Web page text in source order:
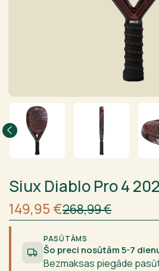
Siux Diablo Pro 4
268,99€
Sākotnējā
cena
bija:268,99 €.
149,95 €
Current
price
is:149,95 €.PASŪTĀMS
Šo preci nosūtām 5-7
Bezmaksas piegāde